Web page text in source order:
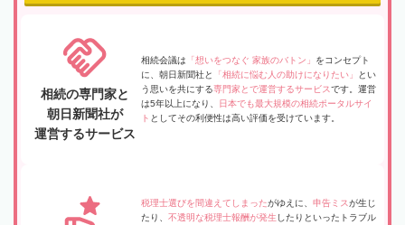
相続の専門家と
朝日新聞社が
運営するサービス
相続会議は 「想いをつなぐ 家族のバトン」 をコンセプト
に、朝日新聞社と
「相続に悩む人の助けになりたい」
とい
う思いを共にする専門家とで運営するサービスです。運営
は5年以上になり、
日本でも最大規模の相続ポータルサイ
ト としてその利便性は高い評価を受けています。
税理士選びを間違えてしまったがゆえに、 申告ミスが生じ
たり、 不透明な税理士報酬が発生 したりといったトラブル